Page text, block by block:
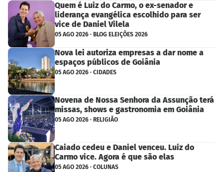
Quem é Luiz do Carmo, o ex-senador e
liderança evangélica escolhido para ser
vice de Daniel Vilela
05 AGO 2026 · BLOG ELEIÇÕES 2026
Nova lei autoriza empresas a dar nome a
espaços públicos de Goiânia
05 AGO 2026 · CIDADES
Novena de Nossa Senhora da Assunção terá
missas, shows e gastronomia em Goiânia
05 AGO 2026 · RELIGIÃO
Caiado cedeu e Daniel venceu. Luiz do
Carmo vice. Agora é que são elas
05 AGO 2026 · COLUNAS